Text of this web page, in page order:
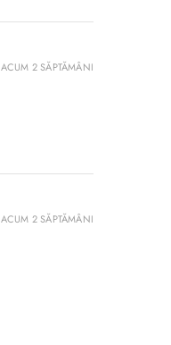
ACUM 2 SĂPTĂMÂNI
ACUM 2 SĂPTĂMÂNI